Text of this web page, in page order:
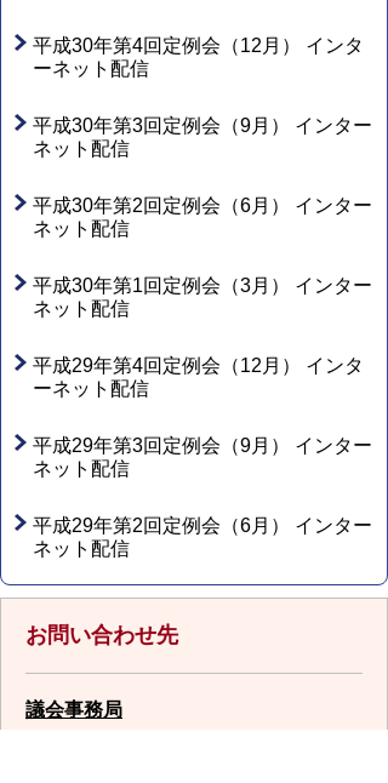
平成30年第4回定例会（12月） インタ
ーネット配信
平成30年第3回定例会（9月） インター
ネット配信
平成30年第2回定例会（6月） インター
ネット配信
平成30年第1回定例会（3月） インター
ネット配信
平成29年第4回定例会（12月） インタ
ーネット配信
平成29年第3回定例会（9月） インター
ネット配信
平成29年第2回定例会（6月） インター
ネット配信
お問い合わせ先
議会事務局